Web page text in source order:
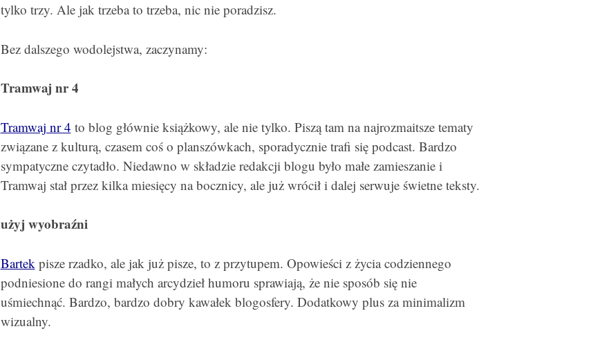
tylko trzy. Ale jak trzeba to trzeba, nic nie poradzisz.
Bez dalszego wodolejstwa, zaczynamy:
Tramwaj nr 4
Tramwaj nr 4 to blog głównie książkowy, ale nie tylko. Piszą tam na najrozmaitsze tematy
związane z kulturą, czasem coś o planszówkach, sporadycznie trafi się podcast. Bardzo
sympatyczne czytadło. Niedawno w składzie redakcji blogu było małe zamieszanie i
Tramwaj stał przez kilka miesięcy na bocznicy, ale już wrócił i dalej serwuje świetne teksty.
użyj wyobraźni
Bartek pisze rzadko, ale jak już pisze, to z przytupem. Opowieści z życia codziennego
podniesione do rangi małych arcydzieł humoru sprawiają, że nie sposób się nie
uśmiechnąć. Bardzo, bardzo dobry kawałek blogosfery. Dodatkowy plus za minimalizm
wizualny.